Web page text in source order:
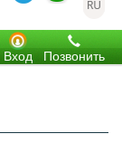
Позвонить
Вход